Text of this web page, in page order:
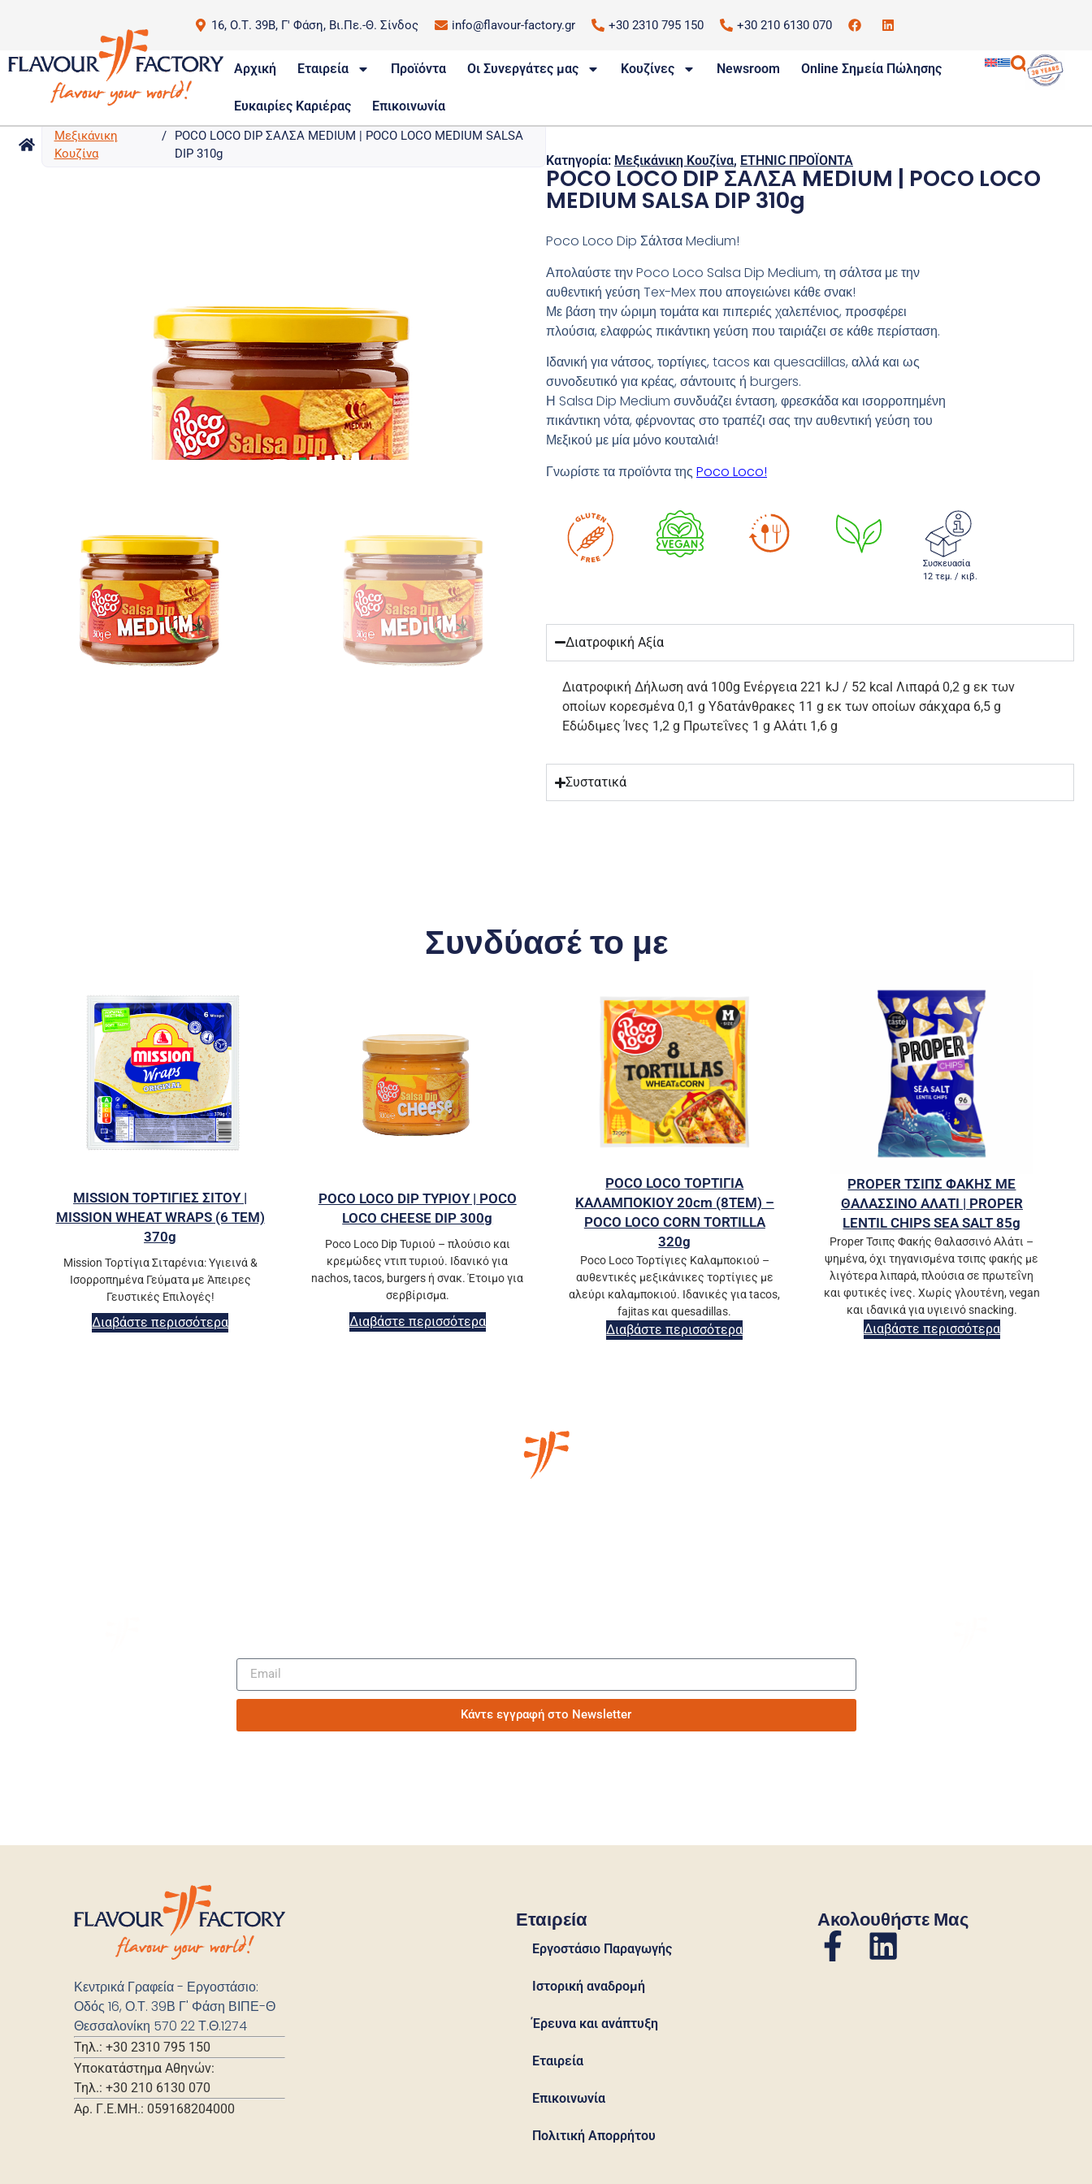
16, Ο.Τ. 39Β, Γ' Φάση, Βι.Πε.-Θ. Σίνδος info@flavour-factory.gr +30 2310 795 150 +30 210 6130 070
Αρχική Εταιρεία Προϊόντα Οι Συνεργάτες μας Κουζίνες Newsroom Online Σημεία Πώλησης
Ευκαιρίες Καριέρας Επικοινωνία
Μεξικάνικη
Κουζίνα
/
POCO LOCO DIP ΣΑΛΣΑ MEDIUM | POCO LOCO MEDIUM SALSA
DIP 310g
Κατηγορία: Μεξικάνικη Κουζίνα, ETHNIC ΠΡΟΪΟΝΤΑ
POCO LOCO DIP ΣΑΛΣΑ MEDIUM | POCO LOCO
MEDIUM SALSA DIP 310g
Poco Loco Dip Σάλτσα Medium!
Απολαύστε την Poco Loco Salsa Dip Medium, τη σάλτσα με την
αυθεντική γεύση Tex-Mex που απογειώνει κάθε σνακ!
Με βάση την ώριμη τομάτα και πιπεριές χαλεπένιος, προσφέρει
πλούσια, ελαφρώς πικάντικη γεύση που ταιριάζει σε κάθε περίσταση.
Ιδανική για νάτσος, τορτίγιες, tacos και quesadillas, αλλά και ως
συνοδευτικό για κρέας, σάντουιτς ή burgers.
Η Salsa Dip Medium συνδυάζει ένταση, φρεσκάδα και ισορροπημένη
πικάντικη νότα, φέρνοντας στο τραπέζι σας την αυθεντική γεύση του
Μεξικού με μία μόνο κουταλιά!
Γνωρίστε τα προϊόντα της Poco Loco!
Συσκευασία
12 τεμ. / κιβ.
Διατροφική Αξία
Διατροφική Δήλωση ανά 100g Ενέργεια 221 kJ / 52 kcal Λιπαρά 0,2 g εκ των
οποίων κορεσμένα 0,1 g Υδατάνθρακες 11 g εκ των οποίων σάκχαρα 6,5 g
Εδώδιμες Ίνες 1,2 g Πρωτεΐνες 1 g Αλάτι 1,6 g
Συστατικά
Συνδύασέ το με
MISSION ΤΟΡΤΙΓΙΕΣ ΣΙΤΟΥ |
MISSION WHEAT WRAPS (6 ΤΕΜ)
370g
Mission Τορτίγια Σιταρένια: Υγιεινά &
Ισορροπημένα Γεύματα με Άπειρες
Γευστικές Επιλογές!
Διαβάστε περισσότερα
POCO LOCO DIP ΤΥΡΙΟΥ | POCO
LOCO CHEESE DIP 300g
Poco Loco Dip Τυριού – πλούσιο και
κρεμώδες ντιπ τυριού. Ιδανικό για
nachos, tacos, burgers ή σνακ. Έτοιμο για
σερβίρισμα.
Διαβάστε περισσότερα
POCO LOCO ΤΟΡΤΙΓΙΑ
ΚΑΛΑΜΠΟΚΙΟΥ 20cm (8TEM) –
POCO LOCO CORN TORTILLA
320g
Poco Loco Τορτίγιες Καλαμποκιού –
αυθεντικές μεξικάνικες τορτίγιες με
αλεύρι καλαμποκιού. Ιδανικές για tacos,
fajitas και quesadillas.
Διαβάστε περισσότερα
PROPER ΤΣΙΠΣ ΦΑΚΗΣ ΜΕ
ΘΑΛΑΣΣΙΝΟ ΑΛΑΤΙ | PROPER
LENTIL CHIPS SEA SALT 85g
Proper Τσιπς Φακής Θαλασσινό Αλάτι –
ψημένα, όχι τηγανισμένα τσιπς φακής με
λιγότερα λιπαρά, πλούσια σε πρωτεΐνη
και φυτικές ίνες. Χωρίς γλουτένη, vegan
και ιδανικά για υγιεινό snacking.
Διαβάστε περισσότερα
Κάντε εγγραφή στο Newsletter
Κεντρικά Γραφεία - Εργοστάσιο:
Οδός 16, Ο.Τ. 39Β Γ' Φάση ΒΙΠΕ-Θ
Θεσσαλονίκη 570 22 Τ.Θ.1274
Τηλ.: +30 2310 795 150
Υποκατάστημα Αθηνών:
Τηλ.: +30 210 6130 070
Αρ. Γ.Ε.ΜΗ.: 059168204000
Εταιρεία
Εργοστάσιο Παραγωγής
Ιστορική αναδρομή
Έρευνα και ανάπτυξη
Εταιρεία
Επικοινωνία
Πολιτική Απορρήτου
Ακολουθήστε Μας